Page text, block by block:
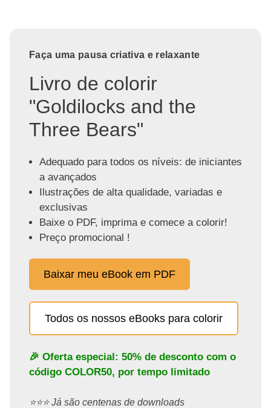
Faça uma pausa criativa e relaxante
Livro de colorir
"Goldilocks and the
Three Bears"
Adequado para todos os níveis: de iniciantes
a avançados
Ilustrações de alta qualidade, variadas e
exclusivas
Baixe o PDF, imprima e comece a colorir!
Preço promocional !
Baixar meu eBook em PDF
Todos os nossos eBooks para colorir
🎉 Oferta especial: 50% de desconto com o
código COLOR50, por tempo limitado
⭐️⭐️⭐️ Já são centenas de downloads